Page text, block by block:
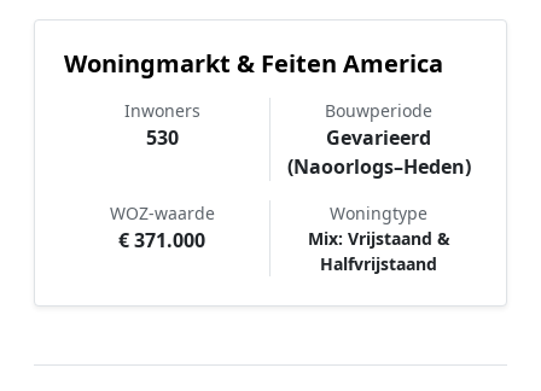
Woningmarkt & Feiten America
Inwoners
530
Bouwperiode
Gevarieerd
(Naoorlogs–Heden)
WOZ-waarde
€ 371.000
Woningtype
Mix: Vrijstaand &
Halfvrijstaand